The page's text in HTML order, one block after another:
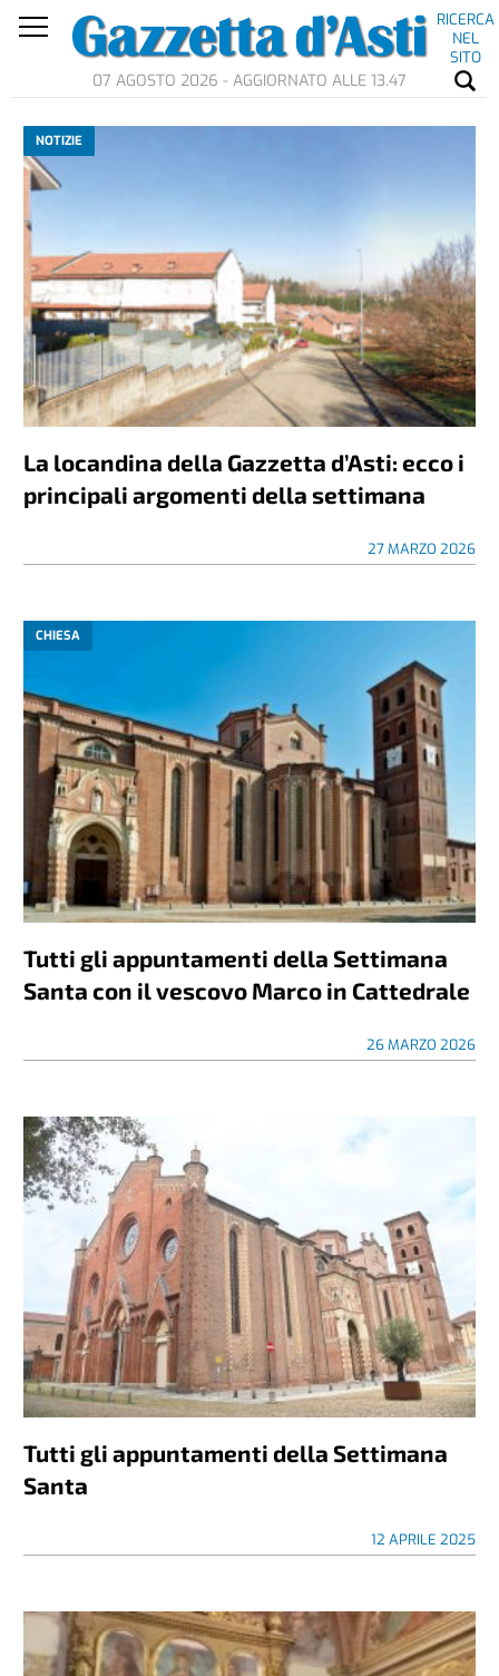
RICERCA
NEL
SITO
07 AGOSTO 2026 - AGGIORNATO ALLE 13.47
NOTIZIE
La locandina della Gazzetta d’Asti: ecco i
principali argomenti della settimana
27 MARZO 2026
CHIESA
Tutti gli appuntamenti della Settimana
Santa con il vescovo Marco in Cattedrale
26 MARZO 2026
Tutti gli appuntamenti della Settimana
Santa
12 APRILE 2025